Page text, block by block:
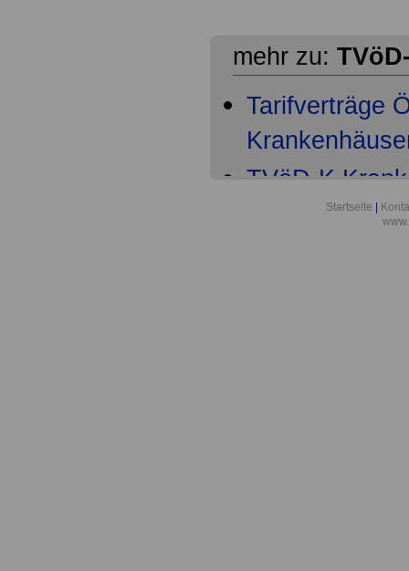
mehr zu:
Tarifverträge
TVöD-K
Startseite